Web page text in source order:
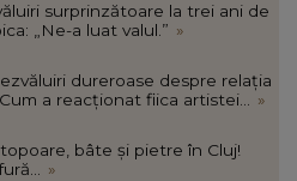
surprinzătoare la trei ani de
„Ne-a luat valul.” »
dureroase despre relația
a reacționat fiica artistei... »
bâte și pietre în Cluj!
»